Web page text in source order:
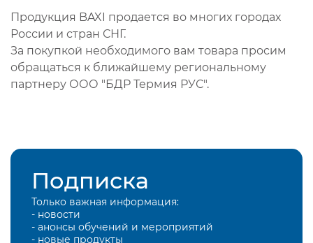
Продукция BAXI продается во многих городах
России и стран СНГ.
За покупкой необходимого вам товара просим
обращаться к ближайшему региональному
партнеру ООО "БДР Термия РУС".
Подписка
Только важная информация:
- новости
- анонсы обучений и мероприятий
- новые продукты